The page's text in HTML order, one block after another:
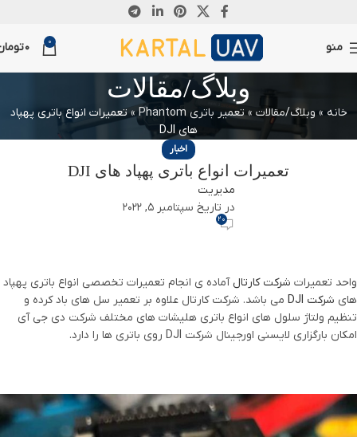
منو 0
0
وبلاگ/مقالات
خانه » وبلاگ/مقالات »تعمیر باتری Phantom »تعمیرات انواع باتری پهپاد
های DJI
اخبار
تعمیرات انواع باتری پهپاد های DJI
مدیریت
در تاریخ سپتامبر 5, 2022
20
واحد تعمیرات شرکت کارتال آماده ی انجام تعمیرات تخصصی انواع باتری پهپاد
های شرکت DJI
می باشد. شرکت کارتال علاوه بر تعمیر سل های باد کرده و
تنظیم ولتاژ سلول های انواع باتری هلیشات های مختلف شرکت دی جی آی
امکان بارگزاری لایسنی اورجینال شرکت DJI روی باتری ها را دارد.